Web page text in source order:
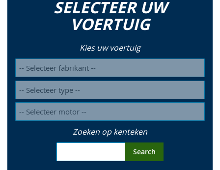
SELECTEER UW
VOERTUIG
Kies uw voertuig
Zoeken op kenteken
Search